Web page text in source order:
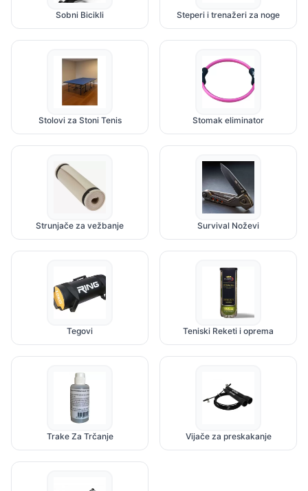
Sobni Bicikli Steperi i trenažeri za noge
Stolovi za Stoni Tenis Stomak eliminator
Strunjače za vežbanje Survival Noževi
Tegovi Teniski Reketi i oprema
Trake Za Trčanje Vijače za preskakanje